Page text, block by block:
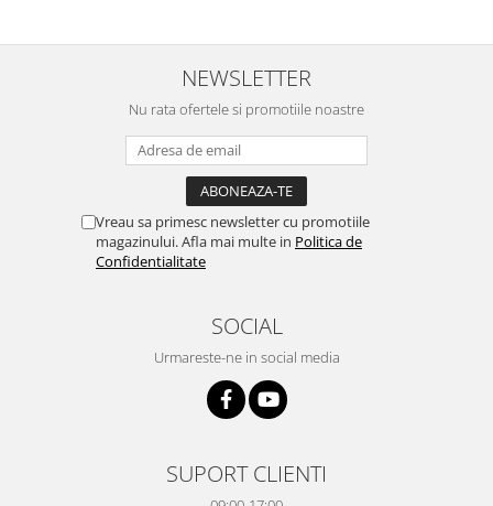
NEWSLETTER
Nu rata ofertele si promotiile noastre
Vreau sa primesc newsletter cu promotiile
magazinului. Afla mai multe in Politica de
Confidentialitate
SOCIAL
Urmareste-ne in social media
SUPORT CLIENTI